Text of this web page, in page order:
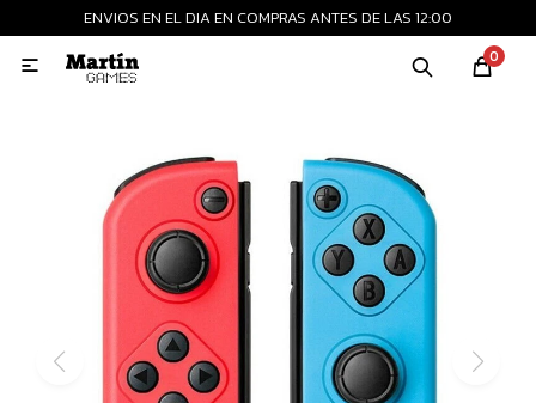
ENVIOS EN EL DIA EN COMPRAS ANTES DE LAS 12:00
0

MI CUENTA
Consolas nuevas
Consolas recertificadas
Juegos